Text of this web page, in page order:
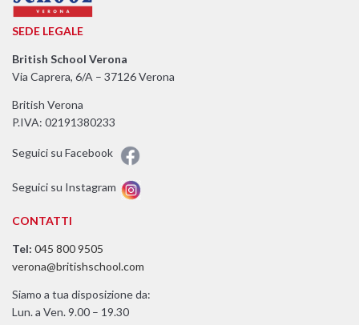
SEDE LEGALE
British School Verona
Via Caprera, 6/A – 37126 Verona
British Verona
P.IVA: 02191380233
Seguici su Facebook
Seguici su Instagram
CONTATTI
Tel: 045 800 9505
verona@britishschool.com
Siamo a tua disposizione da:
Lun. a Ven. 9.00 – 19.30